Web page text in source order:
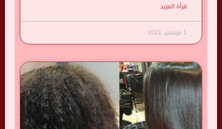
قرأة المزيد
1 نوفمبر، 2021